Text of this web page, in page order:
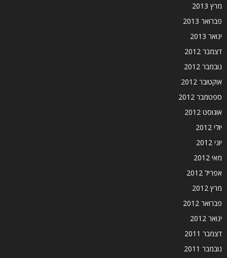
מרץ 2013
פברואר 2013
ינואר 2013
דצמבר 2012
נובמבר 2012
אוקטובר 2012
ספטמבר 2012
אוגוסט 2012
יולי 2012
יוני 2012
מאי 2012
אפריל 2012
מרץ 2012
פברואר 2012
ינואר 2012
דצמבר 2011
נובמבר 2011